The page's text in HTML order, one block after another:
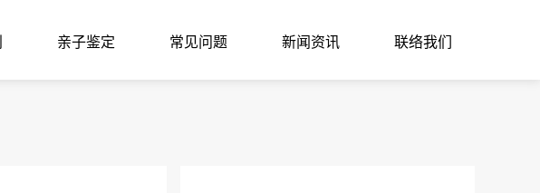
亲子鉴定 常见问题 新闻资讯 联络我们